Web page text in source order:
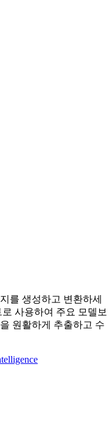
를 생성하고 변환하세
사용하여 주요 모델보
원활하게 추출하고 수